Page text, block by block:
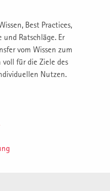
Best Practices,
und Ratschläge. Er
vom Wissen zum
für die Ziele des
Nutzen.